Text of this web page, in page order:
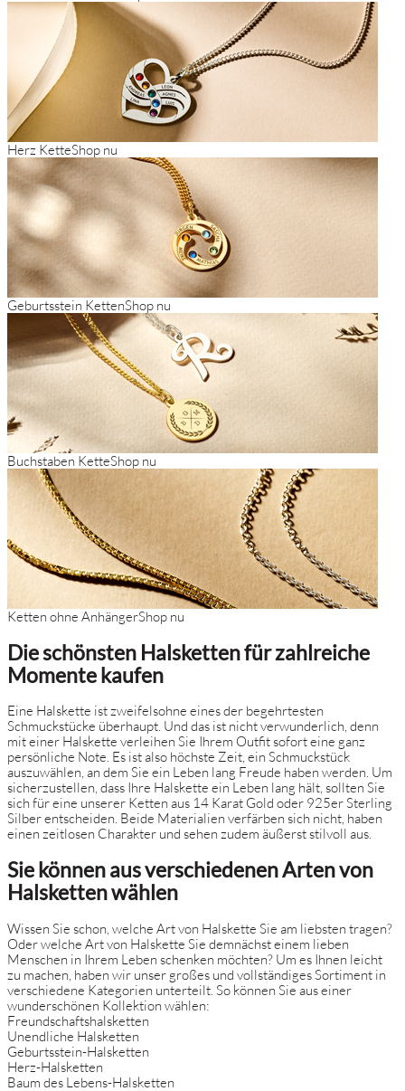
Herz KetteShop nu
Geburtsstein KettenShop nu
Buchstaben KetteShop nu
Ketten ohne AnhängerShop nu
Die schönsten Halsketten für zahlreiche
Momente kaufen
Eine Halskette ist zweifelsohne eines der begehrtesten
Schmuckstücke überhaupt. Und das ist nicht verwunderlich, denn
mit einer Halskette verleihen Sie Ihrem Outfit sofort eine ganz
persönliche Note. Es ist also höchste Zeit, ein Schmuckstück
auszuwählen, an dem Sie ein Leben lang Freude haben werden. Um
sicherzustellen, dass Ihre Halskette ein Leben lang hält, sollten Sie
sich für eine unserer Ketten aus 14 Karat Gold oder 925er Sterling
Silber entscheiden. Beide Materialien verfärben sich nicht, haben
einen zeitlosen Charakter und sehen zudem äußerst stilvoll aus.
Sie können aus verschiedenen Arten von
Halsketten wählen
Wissen Sie schon, welche Art von Halskette Sie am liebsten tragen?
Oder welche Art von Halskette Sie demnächst einem lieben
Menschen in Ihrem Leben schenken möchten? Um es Ihnen leicht
zu machen, haben wir unser großes und vollständiges Sortiment in
verschiedene Kategorien unterteilt. So können Sie aus einer
wunderschönen Kollektion wählen:
Freundschaftshalsketten
Unendliche Halsketten
Geburtsstein-Halsketten
Herz-Halsketten
Baum des Lebens-Halsketten